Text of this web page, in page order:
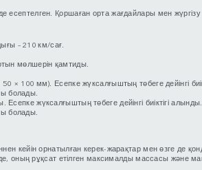
есептелген. Қоршаған орта жағдайлары мен
– 210 км/сағ.
мөлшерін қамтиды.
× 100 мм). Есепке жүксалғыштың төбеге дейінгі
болады.
жүксалғыштың төбеге дейінгі биіктігі
болады.
кейін орнатылған керек-жарақтар мен өзге де
рұқсат етілген максималды массасы және